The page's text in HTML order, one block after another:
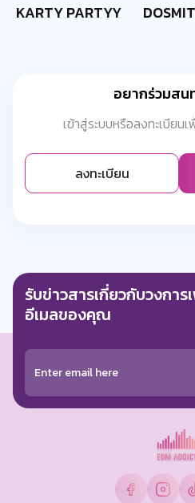
KARTY PARTYY
อยากร่วมสน
เข้าสู่ระบบหรือลงทะเบียน
ลงทะเบียน
รับข่าวสารเกี่ยวกับวงกา
อีเมลของคุณ